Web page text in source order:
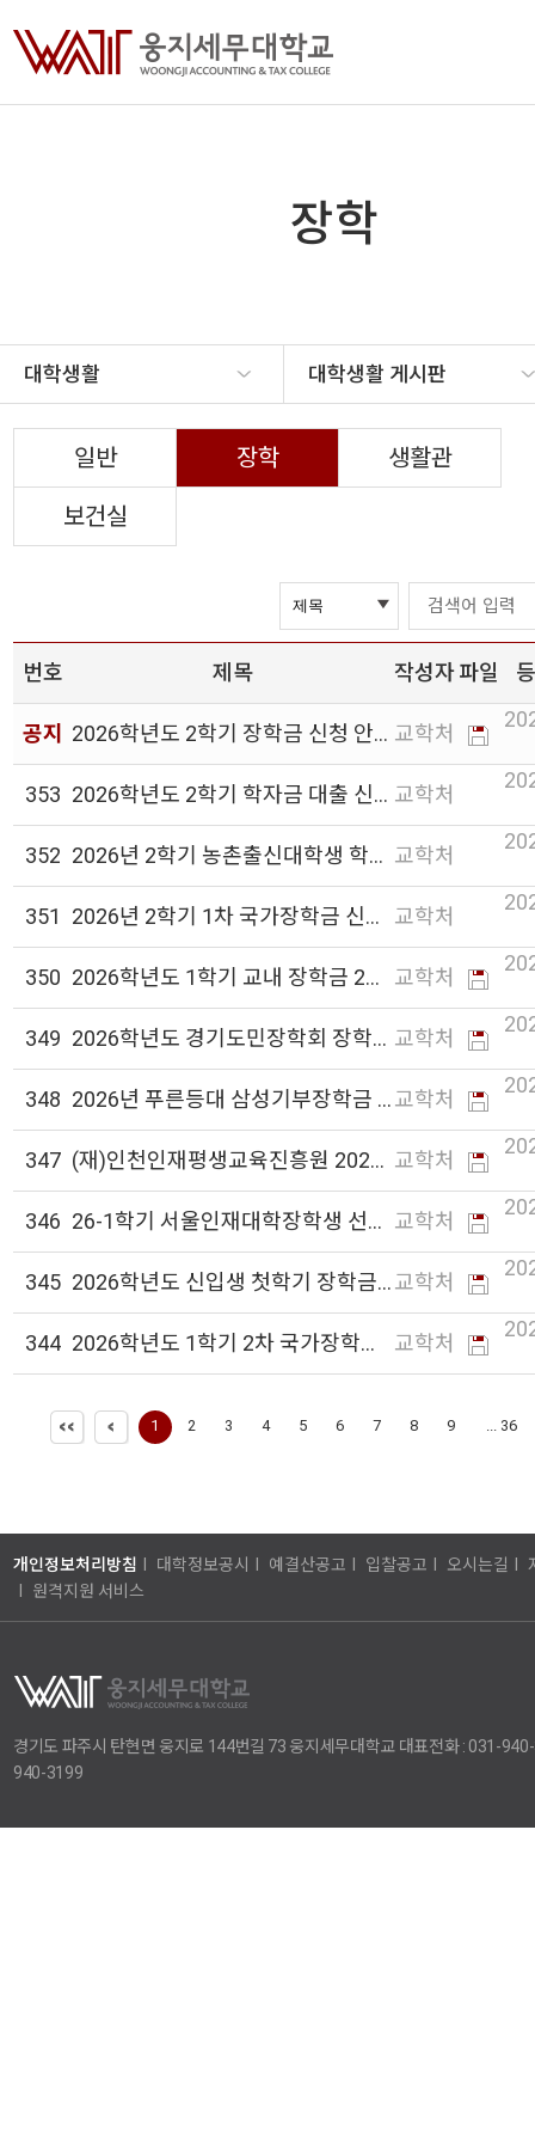
장학
대학생활 대학생활 게시판
일반 장학 생활관
보건실
번호 제목 작성자파일
공지 2026학년도 2학기 장학금 신청 안내 교학처
353
2026학년도 2학기 학자금 대출 신청 안내 교학처
352
2026년 2학기 농촌출신대학생 학자금 대출 신청 안내 교학처
351
2026년 2학기 1차 국가장학금 신청 안내 교학처
350
2026학년도 1학기 교내 장학금 2차 신청 안내 교학처
349
2026학년도 경기도민장학회 장학생 선발 안내 교학처
348
2026년 푸른등대 삼성기부장학금 신청 안내교학처
347
(재)인천인재평생교육진흥원 2026년 상반기 장학생 선발 안내 교학처
346
26-1학기 서울인재대학장학생 선발 공고 교학처
345
2026학년도 신입생 첫학기 장학금 안내교학처
344
2026학년도 1학기 2차 국가장학금 신청 안내 교학처
1 2 3 4 5 6 7 8 9 ... 36
개인정보처리방침 대학정보공시 예결산공고 입찰공고 오시는길
I
원격지원 서비스
경기도 파주시 탄현면 웅지로 144번길 73 웅지세무대학교 대표전화 : 031-
940-3199